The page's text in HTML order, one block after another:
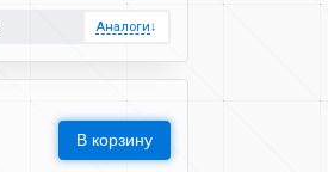
Аналоги↓
В корзину